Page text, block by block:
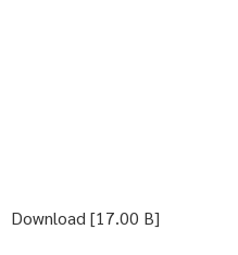
Download [17.00 B]